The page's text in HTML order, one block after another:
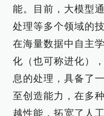
能。目前，大模型
处理等多个领域的
在海量数据中自主
化（也可称进化）
息的处理，具备了
至创造能力，在多
越性能，拓宽了人